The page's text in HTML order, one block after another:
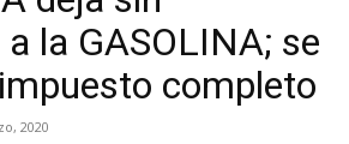
a la GASOLINA; se
completo
2020